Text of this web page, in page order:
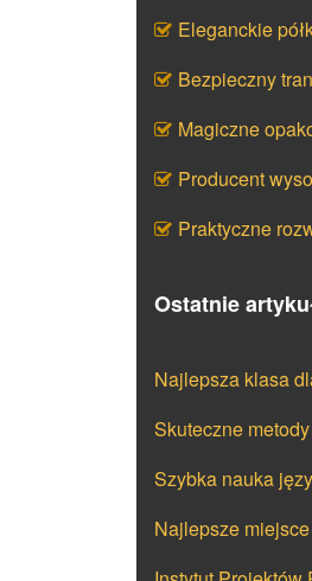
Eleganckie
Bezpieczny
Magiczne
Producent
Praktyczne
Ostatnie
Najlepsza klasa
Skuteczne
Szybka nauka
Najlepsze